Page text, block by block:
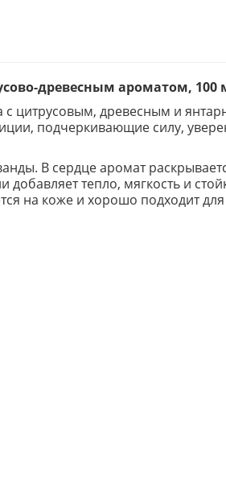
древесным ароматом, 100
цитрусовым, древесным и
подчеркивающие силу,
В сердце аромат
тепло, мягкость и
на коже и хорошо подходит